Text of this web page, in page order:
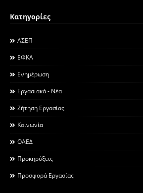
Κατηγορίες
ΑΣΕΠ
ΕΦΚΑ
Ενημέρωση
Εργασιακά - Νέα
Ζήτηση Εργασίας
Κοινωνία
ΟΑΕΔ
Προκηρύξεις
Προσφορά Εργασίας